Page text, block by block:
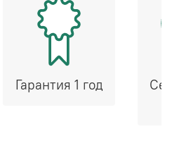
Гарантия 1 год